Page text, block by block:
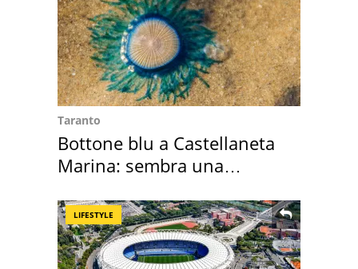
Taranto
Bottone blu a Castellaneta
Marina: sembra una
LIFESTYLE